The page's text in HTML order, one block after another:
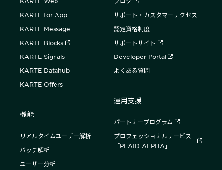
KARTE for App
KARTE Message
KARTE Blocks
KARTE Signals
KARTE Datahub
KARTE Offers
機能
リアルタイムユーザー解析
バッチ解析
ユーザー分析
サポート・カスタマーサクセス
認定資格制度
サポートサイト
Developer Portal
よくある質問
運用支援
パートナープログラム
プロフェッショナルサービス
「PLAID ALPHA」